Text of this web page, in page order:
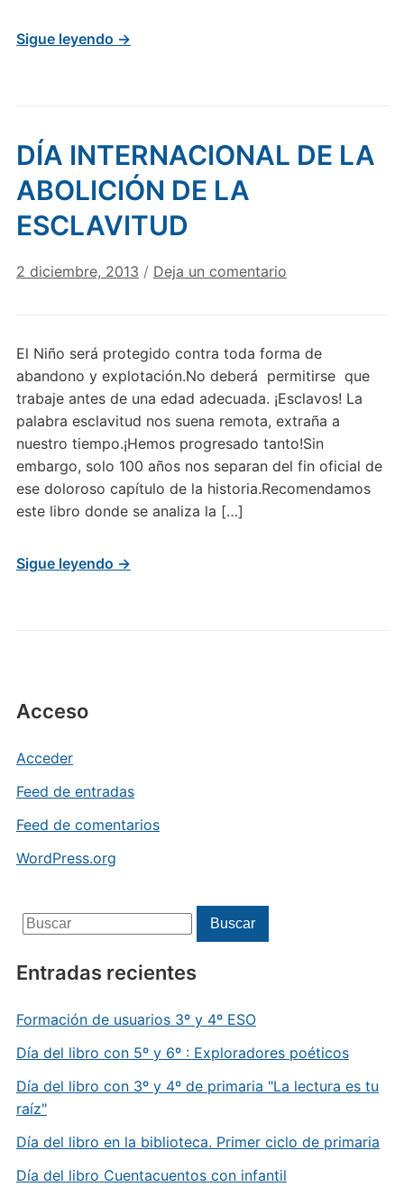
Acceso
Acceder
Feed de entradas
Feed de comentarios
WordPress.org
Buscar: Buscar
Entradas recientes
Formación de usuarios 3º y 4º ESO
Día del libro con 5º y 6º : Exploradores poéticos
Día del libro con 3º y 4º de primaria "La lectura es tu
raíz"
Día del libro en la biblioteca. Primer ciclo de primaria
Día del libro Cuentacuentos con infantil
Sigue leyendo →
DÍA INTERNACIONAL DE LA
ABOLICIÓN DE LA
ESCLAVITUD
2 diciembre, 2013 / Deja un comentario
El Niño será protegido contra toda forma de
abandono y explotación.No deberá permitirse que
trabaje antes de una edad adecuada. ¡Esclavos! La
palabra esclavitud nos suena remota, extraña a
nuestro tiempo.¡Hemos progresado tanto!Sin
embargo, solo 100 años nos separan del fin oficial de
ese doloroso capítulo de la historia.Recomendamos
este libro donde se analiza la […]
Sigue leyendo →